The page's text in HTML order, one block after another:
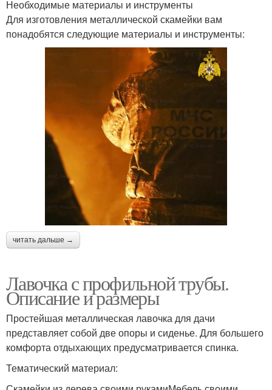
Необходимые материалы и инструменты
Для изготовления металлической скамейки вам
понадобятся следующие материалы и инструменты:
читать дальше →
Лавочка с профильной трубы.
Описание и размеры
Простейшая металлическая лавочка для дачи
представляет собой две опоры и сиденье. Для большего
комфорта отдыхающих предусматривается спинка.
Тематический материал: